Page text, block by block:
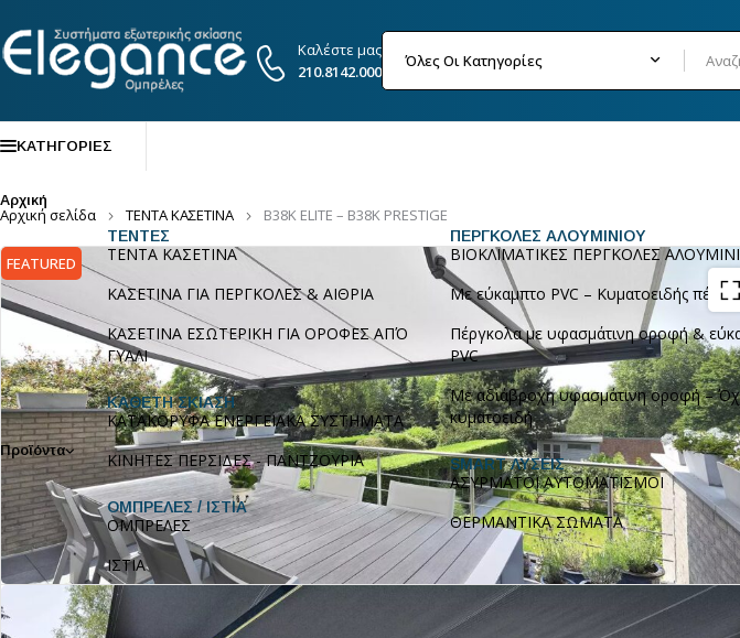
Καλέστε μας
210.8142.000
ΚΑΤΗΓΟΡΙΕΣ
Αρχική
Προϊόντα
ΤΕΝΤΕΣ
ΤΕΝΤΑ ΚΑΣΕΤΙΝΑ
ΚΑΣΕΤΙΝΑ ΓΙΑ ΠΕΡΓΚΟΛΕΣ & ΑΙΘΡΙΑ
ΚΑΣΕΤΙΝΑ ΕΣΩΤΕΡΙΚΗ ΓΙΑ ΟΡΟΦΕΣ ΑΠΌ
ΓΥΑΛΙ
ΚΑΘΕΤΗ ΣΚΙΑΣΗ
ΚΑΤΑΚΟΡΥΦΑ ΕΝΕΡΓΕΙΑΚΑ ΣΥΣΤΗΜΑΤΑ
ΚΙΝΗΤΕΣ ΠΕΡΣΙΔΕΣ - ΠΑΝΤΖΟΥΡΙΑ
ΟΜΠΡΕΛΕΣ / ΙΣΤΙΑ
ΟΜΠΡΕΛΕΣ
ΙΣΤΙΑ
ΠΕΡΓΚΟΛΕΣ ΑΛΟΥΜΙΝΙΟΥ
ΒΙΟΚΛΙΜΑΤΙΚΕΣ ΠΕΡΓΚΟΛΕΣ
Με εύκαμπτο PVC – Κυματοειδής
Πέργκολα με υφασμάτινη οροφή &
PVC
Με αδιάβροχη υφασμάτινη οροφή –
κυματοειδή
SMART ΛΥΣΕΙΣ
ΑΣΥΡΜΑΤΟΙ ΑΥΤΟΜΑΤΙΣΜΟΙ
ΘΕΡΜΑΝΤΙΚΑ ΣΩΜΑΤΑ
Αρχική σελίδα ΤΕΝΤΑ ΚΑΣΕΤΙΝΑ B38K ELITE – B38K PRESTIGE
FEATURED